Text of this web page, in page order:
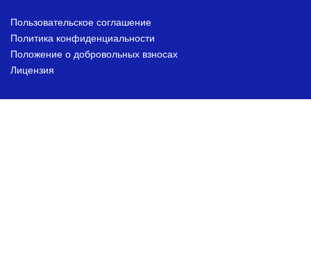
Пользовательское соглашение
Политика конфиденциальности
Положение о добровольных взносах
Лицензия